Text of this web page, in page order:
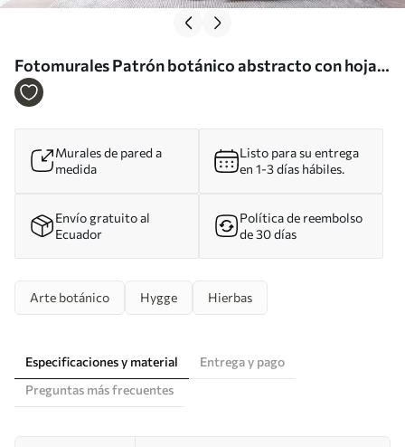
Fotomurales Patrón botánico abstracto con hojas
exóticas Nr. u75399
Murales de pared a
medida
Listo para su entrega
en 1-3 días hábiles.
Envío gratuito al
Ecuador
Política de reembolso
de 30 días
Arte botánico Hygge Hierbas
Especificaciones y material
Entrega y pago
Preguntas más frecuentes